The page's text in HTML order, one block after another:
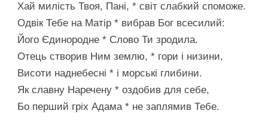
Хай милість Твоя, Пані, * світ слабкий споможе.
Одвік Тебе на Матір * вибрав Бог всесилий:
Його Єдинородне * Слово Ти зродила.
Отець створив Ним землю, * гори і низини,
Висоти наднебесні * і морські глибини.
Як славну Наречену * оздобив для себе,
Бо перший гріх Адама * не заплямив Тебе.